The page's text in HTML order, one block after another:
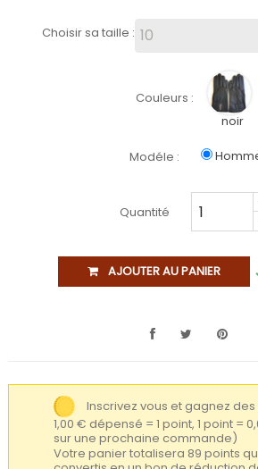
Choisir sa taille :
Couleurs :
noir
Modéle :
Quantité
AJOUTER AU PANIER
Inscrivez vous et gagnez des
1,00 € dépensé = 1 point, 1 point =
sur une prochaine commande)
Votre panier totalisera 89 points